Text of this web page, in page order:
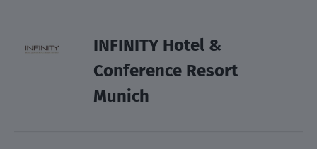
INFINITY Hotel &
Conference Resort
Munich